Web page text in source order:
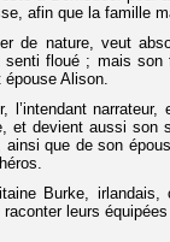
afin que la famille
de nature, veut
senti floué ; mais
Alison.
l’intendant
et devient aussi son
que de son
Burke,
leurs